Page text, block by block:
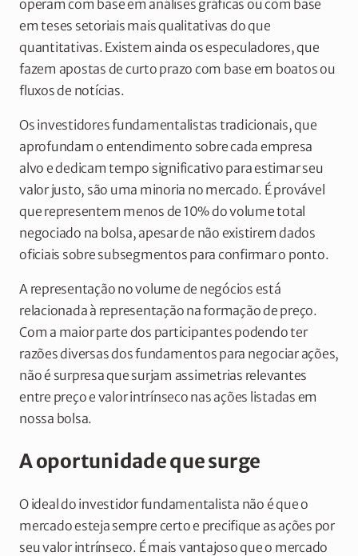
operam com base em análises gráficas ou com base
em teses setoriais mais qualitativas do que
quantitativas. Existem ainda os especuladores, que
fazem apostas de curto prazo com base em boatos ou
fluxos de notícias.
Os investidores fundamentalistas tradicionais, que
aprofundam o entendimento sobre cada empresa
alvo e dedicam tempo significativo para estimar seu
valor justo, são uma minoria no mercado. É provável
que representem menos de 10% do volume total
negociado na bolsa, apesar de não existirem dados
oficiais sobre subsegmentos para confirmar o ponto.
A representação no volume de negócios está
relacionada à representação na formação de preço.
Com a maior parte dos participantes podendo ter
razões diversas dos fundamentos para negociar ações,
não é surpresa que surjam assimetrias relevantes
entre preço e valor intrínseco nas ações listadas em
nossa bolsa.
A oportunidade que surge
O ideal do investidor fundamentalista não é que o
mercado esteja sempre certo e precifique as ações por
seu valor intrínseco. É mais vantajoso que o mercado